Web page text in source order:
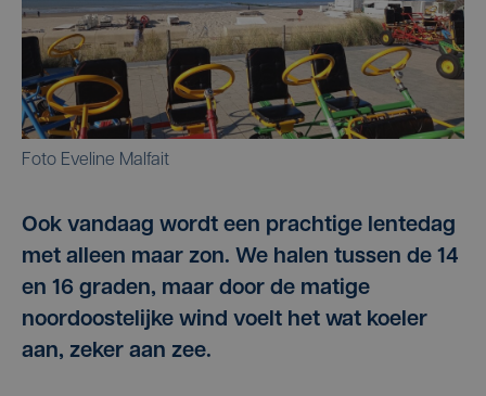
Foto Eveline Malfait
Ook vandaag wordt een prachtige lentedag
met alleen maar zon. We halen tussen de 14
en 16 graden, maar door de matige
noordoostelijke wind voelt het wat koeler
aan, zeker aan zee.